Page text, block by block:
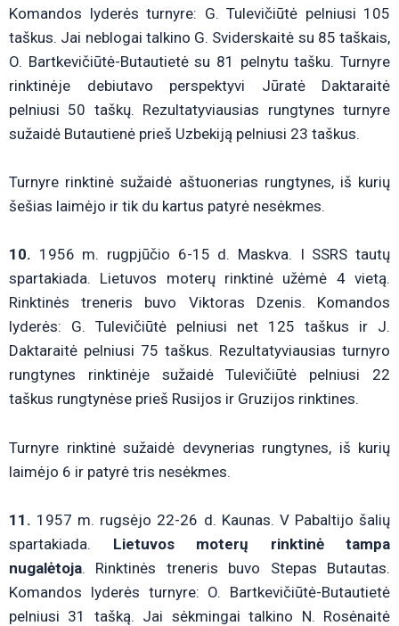
Komandos lyderės turnyre: G. Tulevičiūtė pelniusi 105
taškus. Jai neblogai talkino G. Sviderskaitė su 85 taškais,
O. Bartkevičiūtė-Butautietė su 81 pelnytu tašku. Turnyre
rinktinėje debiutavo perspektyvi Jūratė Daktaraitė
pelniusi 50 taškų. Rezultatyviausias rungtynes turnyre
sužaidė Butautienė prieš Uzbekiją pelniusi 23 taškus.
Turnyre rinktinė sužaidė aštuonerias rungtynes, iš kurių
šešias laimėjo ir tik du kartus patyrė nesėkmes.
10. 1956 m. rugpjūčio 6-15 d. Maskva. I SSRS tautų
spartakiada. Lietuvos moterų rinktinė užėmė 4 vietą.
Rinktinės treneris buvo Viktoras Dzenis. Komandos
lyderės: G. Tulevičiūtė pelniusi net 125 taškus ir J.
Daktaraitė pelniusi 75 taškus. Rezultatyviausias turnyro
rungtynes rinktinėje sužaidė Tulevičiūtė pelniusi 22
taškus rungtynėse prieš Rusijos ir Gruzijos rinktines.
Turnyre rinktinė sužaidė devynerias rungtynes, iš kurių
laimėjo 6 ir patyrė tris nesėkmes.
11. 1957 m. rugsėjo 22-26 d. Kaunas. V Pabaltijo šalių
spartakiada. Lietuvos moterų rinktinė tampa
nugalėtoja. Rinktinės treneris buvo Stepas Butautas.
Komandos lyderės turnyre: O. Bartkevičiūtė-Butautietė
pelniusi 31 tašką. Jai sėkmingai talkino N. Rosėnaitė